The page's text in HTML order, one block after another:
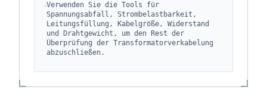
Verwenden Sie die Tools für
Spannungsabfall, Strombelastbarkeit,
Leitungsfüllung, Kabelgröße, Widerstand
und Drahtgewicht, um den Rest der
Überprüfung der Transformatorverkabelung
abzuschließen.